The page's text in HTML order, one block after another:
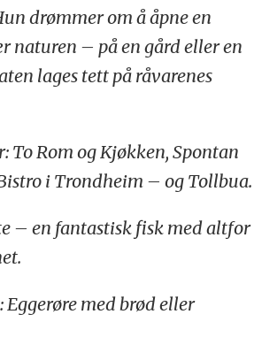
drømmer om å åpne en
naturen – på en gård eller en
lages tett på råvarenes
To Rom og Kjøkken, Spontan
i Trondheim – og Tollbua.
– en fantastisk fisk med altfor
Eggerøre med brød eller